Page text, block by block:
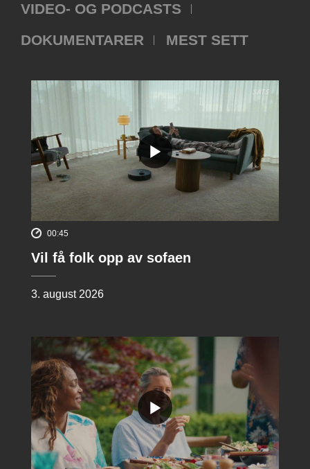
VIDEO- OG PODCASTS
DOKUMENTARER
MEST SETT
00:45
Vil få folk opp av sofaen
3. august 2026